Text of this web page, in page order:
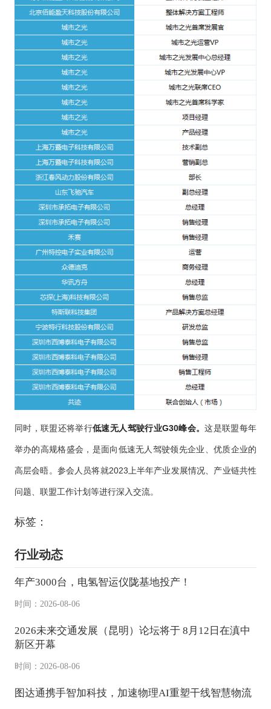
同时，联盟还将举行低速无人驾驶行业G30峰会。这是联盟每年
举办的高规格盛会，是面向低速无人驾驶领先企业、优质企业的
高层会晤。参会人员将就2023上半年产业发展情况、产业链共性
问题、联盟工作计划等进行深入交流。
标签：
行业动态
年产3000台，电氢智运仪陇基地投产！
时间：2026-08-06
2026未来交通发展（昆明）论坛将于 8月12日在滇中
新区开幕
时间：2026-08-06
图达通携手智加科技，加速物理AI重塑干线智慧物流